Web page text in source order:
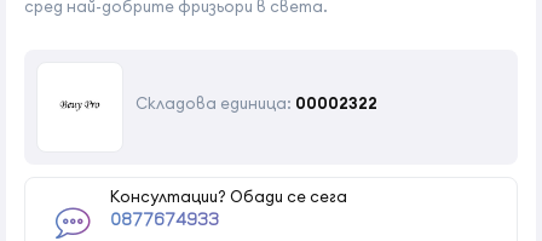
сред най-добрите фризьори в света.
Складова единица: 00002322
Консултации? Обади се сега
0877674933